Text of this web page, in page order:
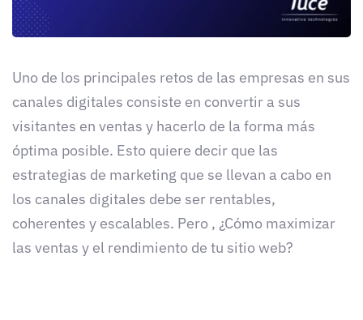
Uno de los principales retos de las empresas en sus
canales digitales consiste en convertir a sus
visitantes en ventas y hacerlo de la forma más
óptima posible. Esto quiere decir que las
estrategias de marketing que se llevan a cabo en
los canales digitales debe ser rentables,
coherentes y escalables. Pero , ¿Cómo maximizar
las ventas y el rendimiento de tu sitio web?